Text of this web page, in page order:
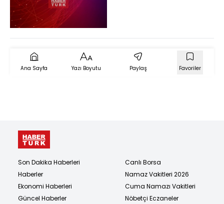
Ana Sayfa Yazı Boyutu Paylaş Favoriler
Son Dakika Haberleri
Haberler
Ekonomi Haberleri
Güncel Haberler
Canlı Borsa
Namaz Vakitleri 2026
Cuma Namazı Vakitleri
Nöbetçi Eczaneler